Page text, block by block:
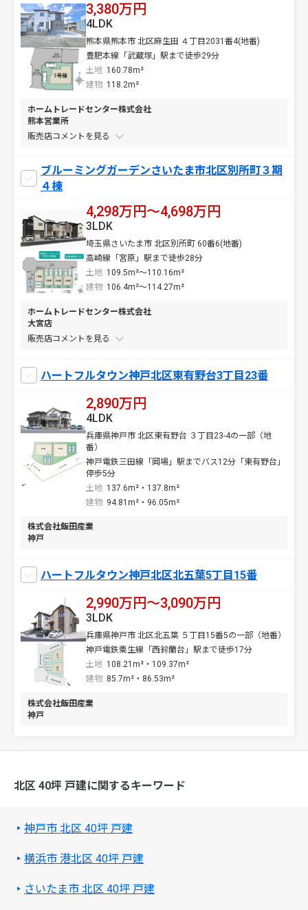
3,380万円
熊本県熊本市 北区麻生田 ４丁目2031番4(地番)
豊肥本線「武蔵塚」駅まで徒歩29分
土地 160.78m²
4LDK
建物 118.2m²
ホームトレードセンター株式会社
熊本営業所
販売店コメントを
ブルーミングガーデンさいたま市北区別所町３期
４棟
4,298万円〜4,698万円
埼玉県さいたま市 北区別所町 60番6(地番)
高崎線「宮原」駅まで徒歩28分
土地 109.5m²～110.16m²
3LDK
建物 106.4m²～114.27m²
ホームトレードセンター株式会社
大宮店
販売店コメントを
ハートフルタウン神戸北区東有野台3丁目23番
2,890万円
兵庫県神戸市 北区東有野台 ３丁目23-4の一部（地
番）
神戸電鉄三田線「岡場」駅までバス12分「東有野台」
停歩5分
土地 137.6m²・137.8m²
4LDK
建物 94.81m²・96.05m²
株式会社飯田産業
神戸
ハートフルタウン神戸北区北五葉5丁目15番
2,990万円〜3,090万円
兵庫県神戸市 北区北五葉 ５丁目15番5の一部（地番）
神戸電鉄粟生線「西鈴蘭台」駅まで徒歩17分
土地 108.21m²・109.37m²
3LDK
建物 85.7m²・86.53m²
株式会社飯田産業
神戸
北区 40坪 戸建に関するキーワード
神戸市 北区 40坪 戸建
横浜市 港北区 40坪 戸建
さいたま市 北区 40坪 戸建